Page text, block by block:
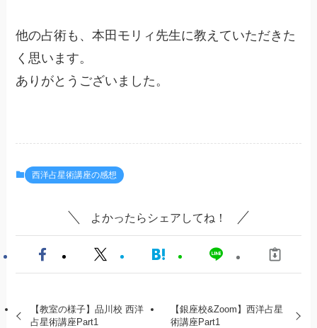
他の占術も、本田モリィ先生に教えていただきた
く思います。
ありがとうございました。
西洋占星術講座の感想
よかったらシェアしてね！
【教室の様子】品川校 西洋
占星術講座Part1
【銀座校&Zoom】西洋占星
術講座Part1